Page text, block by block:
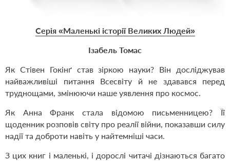
Серія «Маленькі історії Великих Людей»
Ізабель Томас
Як Стівен Гокінґ став зіркою науки? Він досліджував
найважливіші питання Всесвіту й не здавався перед
труднощами, змінюючи наше уявлення про космос.
Як Анна Франк стала відомою письменницею? Її
щоденник розповів світу про реалії війни, показавши силу
надії та доброти навіть у найтемніші часи.
З цих книг і маленькі, і дорослі читачі дізнаються багато